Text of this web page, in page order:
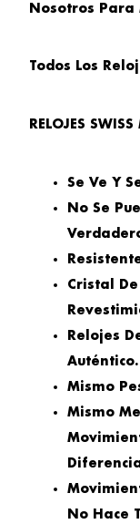
Nosotros
Todos Los
RELOJES
Se Ve Y
No Se
Cristal
Relojes
Mismo
Mismo
No Hace